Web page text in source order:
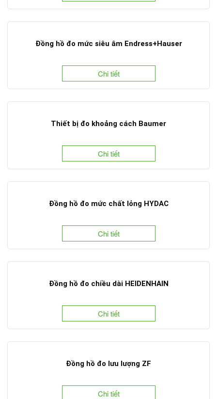
Đồng hồ đo mức siêu âm Endress+Hauser
Chi tiết
Thiết bị đo khoảng cách Baumer
Chi tiết
Đồng hồ đo mức chất lỏng HYDAC
Chi tiết
Đồng hồ đo chiều dài HEIDENHAIN
Chi tiết
Đồng hồ đo lưu lượng ZF
Chi tiết